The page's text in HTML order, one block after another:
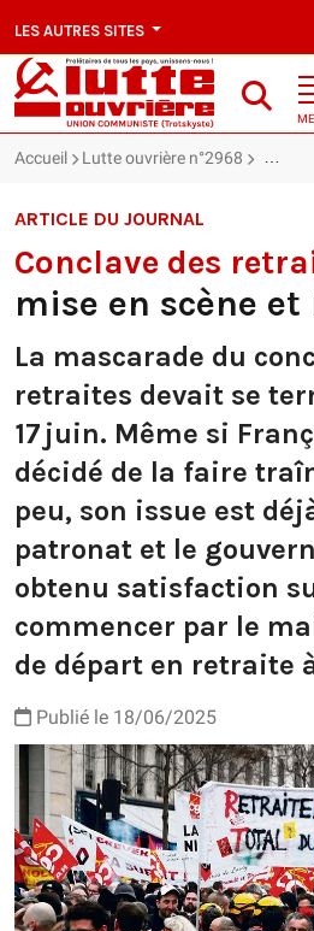
LES AUTRES SITES
Accueil Lutte ouvrière n°2968
ARTICLE DU JOURNAL
Conclave des
mise en scène
La mascarade du
retraites devait se
17 juin. Même si
décidé de la faire
peu, son issue est
patronat et le
obtenu satisfaction
commencer par le
de départ en retraite
Publié le 18/06/2025